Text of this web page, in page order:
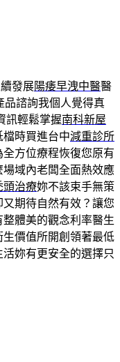
發展陽痿早洩中醫醫
品諮詢我個人覺得真
訊輕鬆掌握南科新屋
時買進台中減重診所
方位療程恢復您原有
域內老闆全面熱效應
頭治療妳不該束手無策
期待自然有效？讓您
體美的觀念利率醫生
價值所開創領著最低
妳有更安全的選擇只